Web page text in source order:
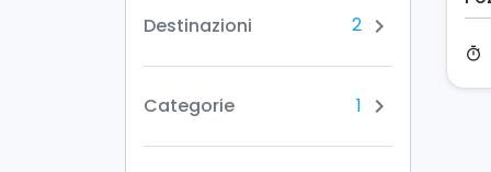
Destinazioni 2 chevron_right
Categorie 1 chevron_right
timer